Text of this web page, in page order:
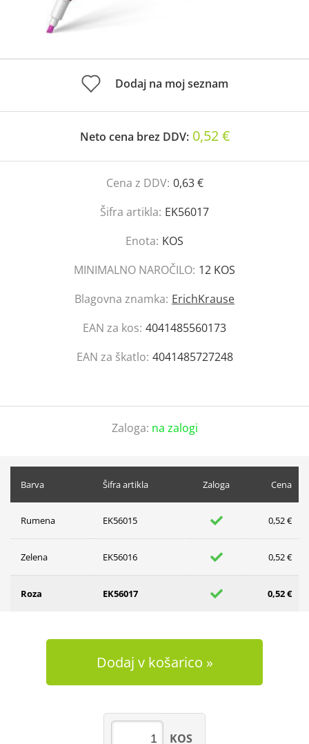
Dodaj na moj seznam
Neto cena brez DDV: 0,52 €
Cena z DDV: 0,63 €
Šifra artikla: EK56017
Enota: KOS
MINIMALNO NAROČILO: 12 KOS
Blagovna znamka: ErichKrause
EAN za kos: 4041485560173
EAN za škatlo: 4041485727248
Zaloga: na zalogi
Barva Šifra artikla Zaloga Cena
Rumena EK56015 0,52 €
Zelena EK56016 0,52 €
Roza EK56017 0,52 €
Dodaj v košarico
KOS